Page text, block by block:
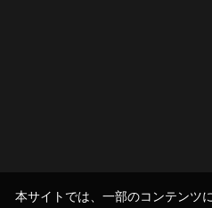
本サイトでは、一部のコンテンツ